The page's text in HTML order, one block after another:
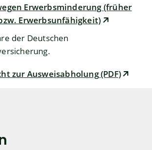
Erwerbsminderung (früher
Erwerbsunfähigkeit)
der Deutschen
zur Ausweisabholung (PDF)